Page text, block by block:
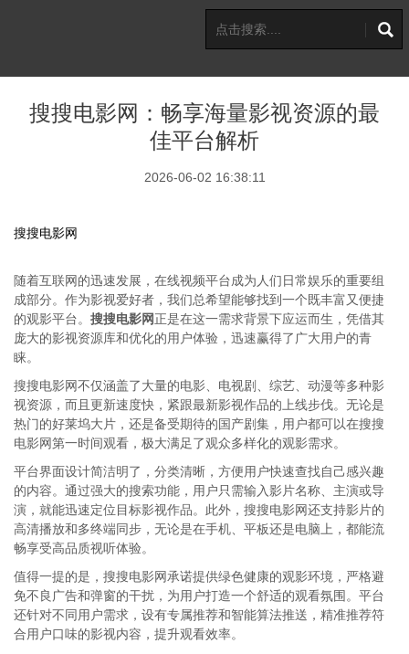
搜搜电影网：畅享海量影视资源的最
佳平台解析
2026-06-02 16:38:11
搜搜电影网
随着互联网的迅速发展，在线视频平台成为人们日常娱乐的重要组
成部分。作为影视爱好者，我们总希望能够找到一个既丰富又便捷
的观影平台。 搜搜电影网正是在这一需求背景下应运而生，凭借其
庞大的影视资源库和优化的用户体验，迅速赢得了广大用户的青
睐。
搜搜电影网不仅涵盖了大量的电影、电视剧、综艺、动漫等多种影
视资源，而且更新速度快，紧跟最新影视作品的上线步伐。无论是
热门的好莱坞大片，还是备受期待的国产剧集，用户都可以在搜搜
电影网第一时间观看，极大满足了观众多样化的观影需求。
平台界面设计简洁明了，分类清晰，方便用户快速查找自己感兴趣
的内容。通过强大的搜索功能，用户只需输入影片名称、主演或导
演，就能迅速定位目标影视作品。此外，搜搜电影网还支持影片的
高清播放和多终端同步，无论是在手机、平板还是电脑上，都能流
畅享受高品质视听体验。
值得一提的是，搜搜电影网承诺提供绿色健康的观影环境，严格避
免不良广告和弹窗的干扰，为用户打造一个舒适的观看氛围。平台
还针对不同用户需求，设有专属推荐和智能算法推送，精准推荐符
合用户口味的影视内容，提升观看效率。